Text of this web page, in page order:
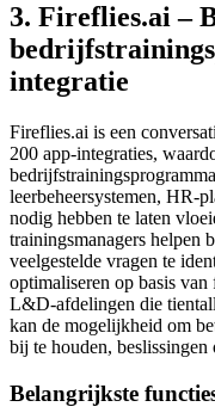
3. Fireflies.ai –
integratie
Fireflies.ai is een
200 app-integraties,
leerbeheersystemen, HR-
nodig hebben te laten
trainingsmanagers helpen
veelgestelde vragen te
optimaliseren op basis
L&D-afdelingen die
kan de mogelijkheid om
bij te houden,
Belangrijkste